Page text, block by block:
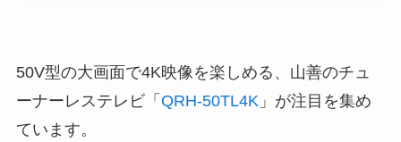
50V型の大画面で4K映像を楽しめる、山善のチュ
ーナーレステレビ「 QRH-50TL4K」が注目を集め
ています。